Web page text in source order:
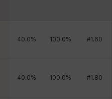
40.0% 100.0% #1.60
40.0% 100.0% #1.80